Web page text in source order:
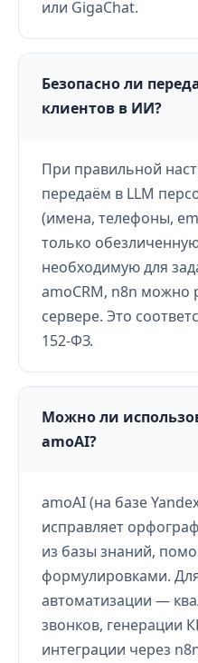
или GigaChat.
Безопасно ли
клиентов в ИИ?
При правильной
передаём в LLM
(имена, телефоны,
только
необходимую для
amoCRM, n8n можно
сервере. Это
152-ФЗ.
Можно ли
amoAI?
amoAI (на базе
исправляет
из базы знаний,
формулировками.
автоматизации —
звонков, генерации
интеграции через